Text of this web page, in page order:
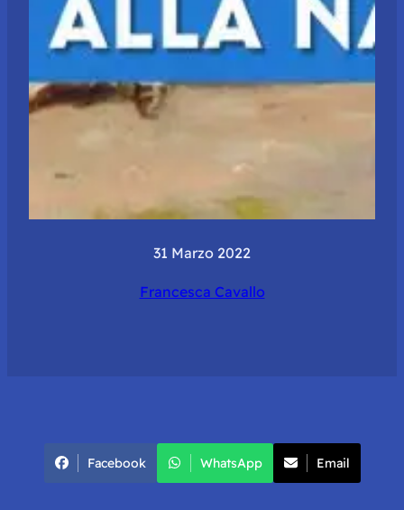
31 Marzo 2022
Francesca Cavallo
Facebook WhatsApp Email